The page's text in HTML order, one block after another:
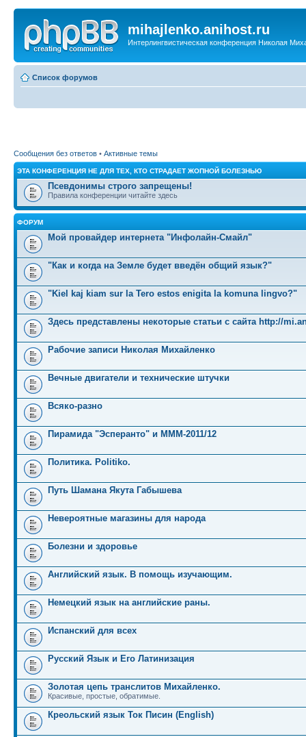
mihajlenko.anihost.ru
Интерлингвистическая конференция Николая
Список форумов
Сообщения без ответов • Активные темы
ЭТА КОНФЕРЕНЦИЯ НЕ ДЛЯ ТЕХ, КТО СТРАДАЕТ ЖОПНОЙ БОЛЕЗНЬЮ
Псевдонимы строго запрещены!
Правила конференции читайте здесь
ФОРУМ
Мой провайдер интернета "Инфолайн-Смайл"
"Как и когда на Земле будет введён общий язык?"
"Kiel kaj kiam sur la Tero estos enigita la komuna lingvo?"
Здесь представлены некоторые статьи с сайта http://
Рабочие записи Николая Михайленко
Вечные двигатели и технические штучки
Всяко-разно
Пирамида "Эсперанто" и MMM-2011/12
Политика. Politiko.
Путь Шамана Якута Габышева
Невероятные магазины для народа
Болезни и здоровье
Английский язык. В помощь изучающим.
Немецкий язык на английские раны.
Испанский для всех
Русский Язык и Его Латинизация
Золотая цепь транслитов Михайленко.
Красивые, простые, обратимые.
Креольский язык Ток Писин (English)